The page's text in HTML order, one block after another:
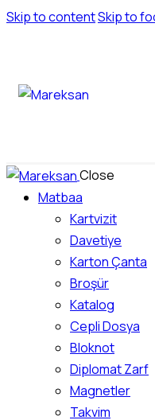
Skip to contentSkip to
Close
Matbaa
Kartvizit
Davetiye
Karton Çanta
Broşür
Katalog
Cepli Dosya
Bloknot
Diplomat Zarf
Magnetler
Takvim